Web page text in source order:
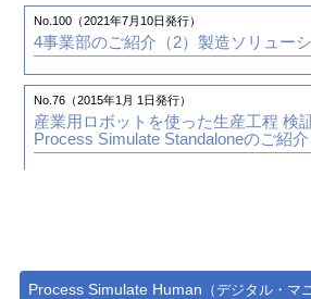
No.29（2003年4月 1日発行）
CATIA V5で新たなビジネスチャンス
ムツミ工業株式会社 様
No.27（2002年10月 1日発行）
PLMソリューション CATIA V5のご紹
No.100（2021年7月10日発行）
4事業部のご紹介（2）製造ソリュー
No.76（2015年1月 1日発行）
産業用ロボットを使った生産工程 検
Process Simulate Standaloneのご紹介
Process Simulate Human （デジタル・マ